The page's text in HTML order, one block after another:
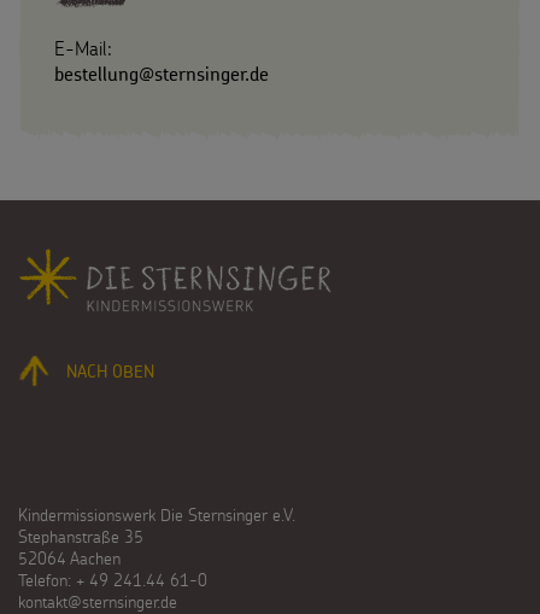
E-Mail:
bestellung@sternsinger.de
Fußbereich
NACH OBEN
Kindermissionswerk Die Sternsinger e.V.
Stephanstraße 35
52064 Aachen
Telefon: + 49 241.44 61-0
kontakt@sternsinger.de